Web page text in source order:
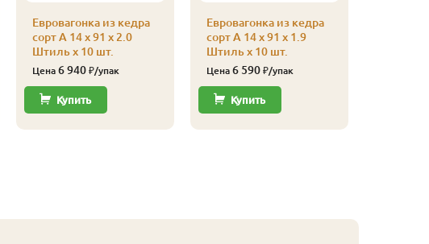
Евровагонка из кедра
сорт А 14 x 91 x 2.0
Штиль x 10 шт.
Цена 6 940₽/упак
Купить
Евровагонка из кедра
сорт А 14 x 91 x 1.9
Штиль x 10 шт.
Цена 6 590₽/упак
Купить